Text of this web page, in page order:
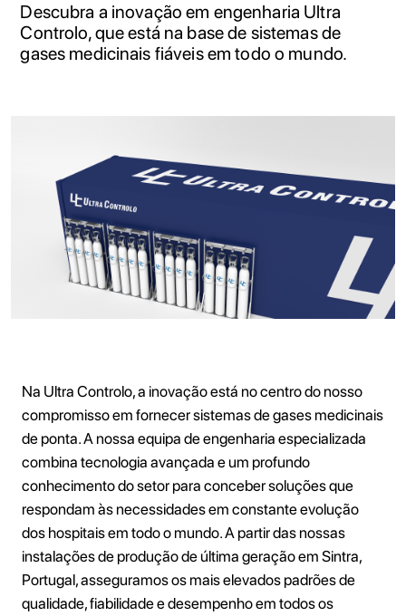
Descubra a inovação em engenharia Ultra
Controlo, que está na base de sistemas de
gases medicinais fiáveis em todo o mundo.
Na Ultra Controlo, a inovação está no centro do nosso
compromisso em fornecer sistemas de gases medicinais
de ponta. A nossa equipa de engenharia especializada
combina tecnologia avançada e um profundo
conhecimento do setor para conceber soluções que
respondam às necessidades em constante evolução
dos hospitais em todo o mundo. A partir das nossas
instalações de produção de última geração em Sintra,
Portugal, asseguramos os mais elevados padrões de
qualidade, fiabilidade e desempenho em todos os